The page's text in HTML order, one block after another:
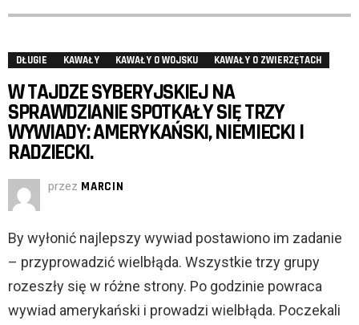
DŁUGIE KAWAŁY KAWAŁY O WOJSKU KAWAŁY O ZWIERZĘTACH
W TAJDZE SYBERYJSKIEJ NA
SPRAWDZIANIE SPOTKAŁY SIĘ TRZY
WYWIADY: AMERYKAŃSKI, NIEMIECKI I
RADZIECKI.
przez MARCIN
By wyłonić najlepszy wywiad postawiono im zadanie
– przyprowadzić wielbłąda. Wszystkie trzy grupy
rozeszły się w różne strony. Po godzinie powraca
wywiad amerykański i prowadzi wielbłąda. Poczekali